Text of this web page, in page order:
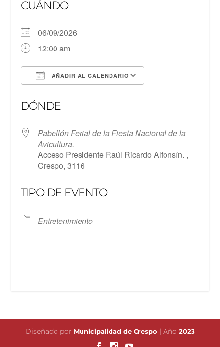
CUÁNDO
06/09/2026
12:00 am
AÑADIR AL CALENDARIO
DÓNDE
Pabellón Ferial de la Fiesta Nacional de la
Avicultura.
Acceso Presidente Raúl Ricardo Alfonsín. ,
Crespo, 3116
TIPO DE EVENTO
Entretenimiento
Diseñado por Municipalidad de Crespo | Año 2023